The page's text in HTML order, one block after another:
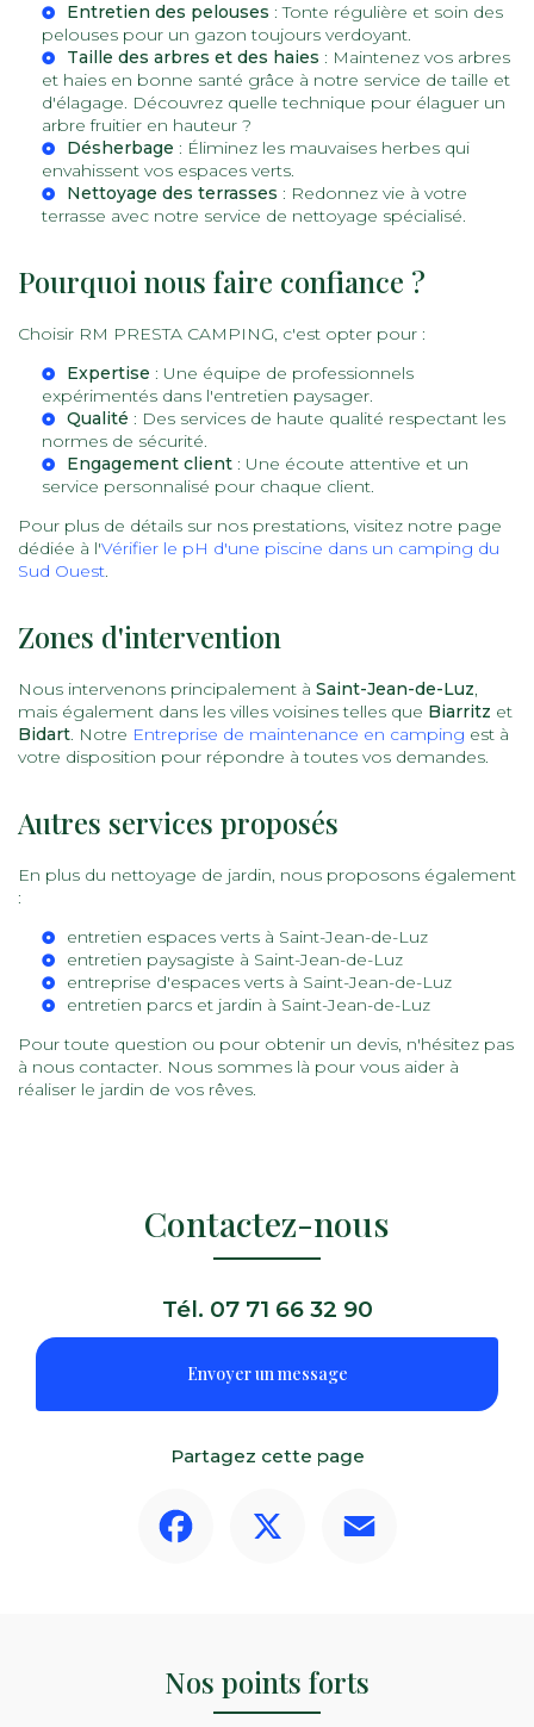
Entretien des pelouses : Tonte régulière et soin des
pelouses pour un gazon toujours verdoyant.
Taille des arbres et des haies : Maintenez vos arbres
et haies en bonne santé grâce à notre service de taille et
d'élagage. Découvrez quelle technique pour élaguer un
arbre fruitier en hauteur ?
Désherbage : Éliminez les mauvaises herbes qui
envahissent vos espaces verts.
Nettoyage des terrasses : Redonnez vie à votre
terrasse avec notre service de nettoyage spécialisé.
Pourquoi nous faire confiance ?
Choisir RM PRESTA CAMPING, c'est opter pour :
Expertise : Une équipe de professionnels
expérimentés dans l'entretien paysager.
Qualité : Des services de haute qualité respectant les
normes de sécurité.
Engagement client : Une écoute attentive et un
service personnalisé pour chaque client.
Pour plus de détails sur nos prestations, visitez notre page
dédiée à l'Vérifier le pH d'une piscine dans un camping du
Sud Ouest.
Zones d'intervention
Nous intervenons principalement à Saint-Jean-de-Luz,
mais également dans les villes voisines telles que Biarritz et
Bidart. Notre Entreprise de maintenance en camping est à
votre disposition pour répondre à toutes vos demandes.
Autres services proposés
En plus du nettoyage de jardin, nous proposons également
:
entretien espaces verts à Saint-Jean-de-Luz
entretien paysagiste à Saint-Jean-de-Luz
entreprise d'espaces verts à Saint-Jean-de-Luz
entretien parcs et jardin à Saint-Jean-de-Luz
Pour toute question ou pour obtenir un devis, n'hésitez pas
à nous contacter. Nous sommes là pour vous aider à
réaliser le jardin de vos rêves.
Contactez-nous
Tél. 07 71 66 32 90
Envoyer un message
Partagez cette page
Nos points forts